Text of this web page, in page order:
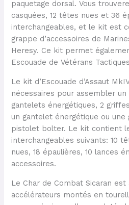
paquetage dorsal. Vous
casquées, 12 têtes nues et 36
interchangeables, et le kit est
grappe d’accessoires de
Heresy. Ce kit permet
Escouade de Vétérans
Le kit d’Escouade d’Assaut
nécessaires pour assembler un
gantelets énergétiques, 2
un gantelet énergétique ou
pistolet bolter. Le kit contient
interchangeables suivants: 10
nues, 18 épaulières, 10 lances
accessoires.
Le Char de Combat Sicaran est
accélérateurs montés en